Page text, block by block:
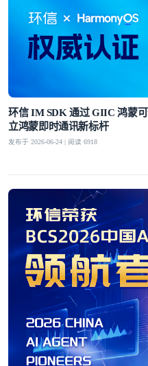
环信 IM SDK 通过 GIIC 鸿蒙
立鸿蒙即时通讯新标杆
发布于 2026-06-24 | 阅读 6918